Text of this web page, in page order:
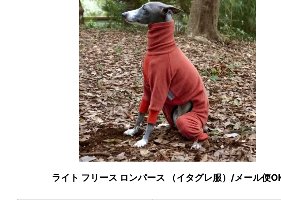
ライト フリース ロンパース （イタグレ服）/メール便